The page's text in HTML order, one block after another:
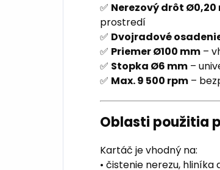
✅ Nerezový drôt Ø0,20
prostredí
✅ Dvojradové
✅ Priemer Ø100 mm –
✅ Stopka Ø6 mm –
✅ Max. 9 500 rpm –
Oblasti použitia
Kartáč je vhodný na:
• čistenie nerezu,